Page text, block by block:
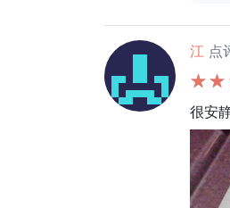
江 点
很安